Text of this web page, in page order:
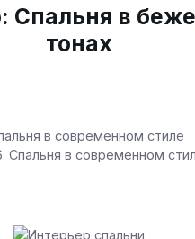
Спальня в
тонах
Спальня в современном